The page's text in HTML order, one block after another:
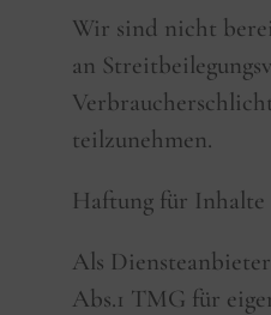
Wir sind nicht
an
teilzunehmen.
Haftung für Inhalte
Als
Abs.1 TMG für